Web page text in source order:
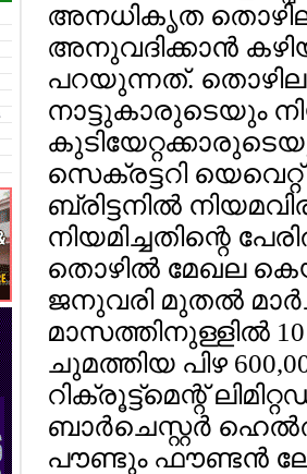
അനധികൃത
അനുവദിക്കാന്‍
പറയുന്നത്.
നാട്ടുകാരുടെയും
സെക്രട്ടറി
ബ്രിട്ടനില്‍
നിയമിച്ചതിന്റെ
തൊഴില്‍ മേഖല
ജനുവരി മുതല്‍
മാസത്തിനുള്ളില്‍
ചുമത്തിയ പിഴ
റിക്രൂട്ട്‌മെന്റ്
ബാര്‍ചെസ്റ്റര്‍
പൗണ്ടും ഫൗണ്ടന്‍